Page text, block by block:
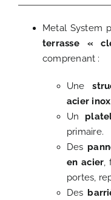
Metal System
terrasse «
comprenant :
Une
acier inox
Un
primaire.
Des
en acier,
portes,
Des